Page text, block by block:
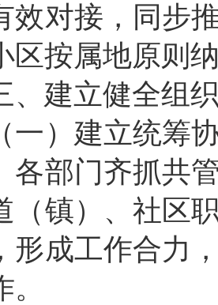
效对接，同步
区按属地原则
、建立健全组
（一）建立统筹
各部门齐抓共
（镇）、社区
形成工作合力